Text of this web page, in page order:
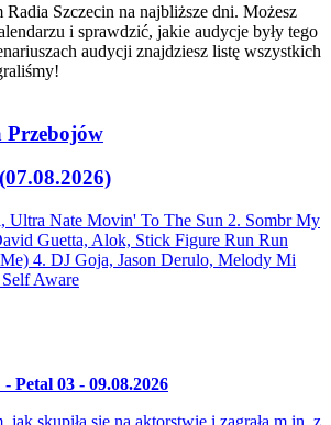
Radia Szczecin na najbliższe dni. Możesz
i sprawdzić, jakie audycje były tego
audycji znajdziesz listę wszystkich
Przebojów
Ultra Nate Movin' To The Sun 2. Sombr My
Guetta, Alok, Stick Figure Run Run
4. DJ Goja, Jason Derulo, Melody Mi
Self Aware
03 - 09.08.2026